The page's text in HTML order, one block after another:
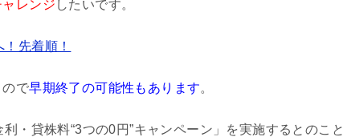
レンジ したいです。
先着順！
ので早期終了の可能性もあります。
・貸株料“3つの0円”キャンペーン」を実施するとのこと